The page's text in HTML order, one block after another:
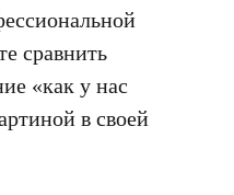
сравнить
«как у нас
в своей